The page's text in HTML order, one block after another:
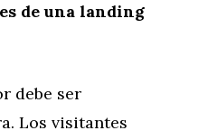
de una landing
debe ser
Los visitantes